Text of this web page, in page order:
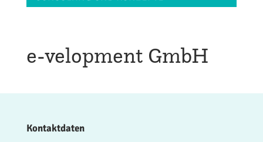
e-velopment GmbH
Kontaktdaten